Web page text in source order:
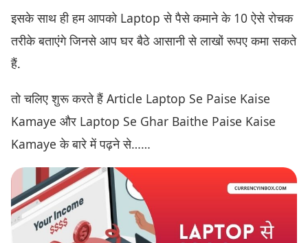
इसके साथ ही हम आपको Laptop से पैसे कमाने के 10 ऐसे रोचक
तरीके बताएंगे जिनसे आप घर बैठे आसानी से लाखों रूपए कमा सकते
हैं.
तो चलिए शुरू करते हैं Article Laptop Se Paise Kaise
Kamaye और Laptop Se Ghar Baithe Paise Kaise
Kamaye के बारे में पढ़ने से……